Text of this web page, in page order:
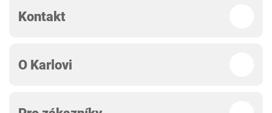
Kontakt
O Karlovi